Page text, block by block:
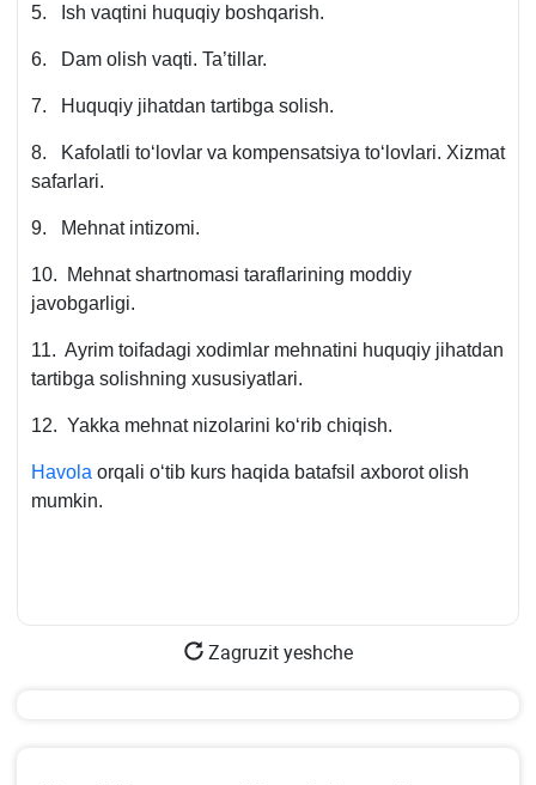
5. Ish vaqtini huquqiy boshqarish.
6. Dam olish vaqti. Ta’tillar.
7. Huquqiy jihatdan tartibga solish.
8. Kafolatli toʻlovlar va kompensatsiya toʻlovlari. Xizmat
safarlari.
9. Mehnat intizomi.
10. Mehnat shartnomasi taraflarining moddiy
javobgarligi.
11. Ayrim toifadagi хodimlar mehnatini huquqiy jihatdan
tartibga solishning хususiyatlari.
12. Yakka mehnat nizolarini koʻrib chiqish.
Havola orqali oʻtib kurs haqida batafsil aхborot olish
mumkin.
Zagruzit yeshche